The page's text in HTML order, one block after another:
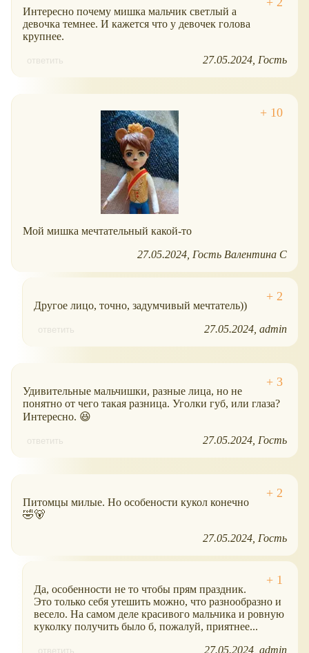
Интересно почему мишка мальчик светлый а
девочка темнее. И кажется что у девочек голова
крупнее.
ответить 27.05.2024 Гость
Мой мишка мечтательный какой-то
27.05.2024 Гость Валентина С
Другое лицо, точно, задумчивый мечтатель))
ответить 27.05.2024 admin
Удивительные мальчишки, разные лица, но не
понятно от чего такая разница. Уголки губ, или глаза?
Интересно. 😆
ответить 27.05.2024 Гость
Питомцы милые. Но особености кукол конечно
🤣🐻
27.05.2024 Гость
Да, особенности не то чтобы прям праздник.
Это только себя утешить можно, что разнообразно и
весело. На самом деле красивого мальчика и ровную
куколку получить было б, пожалуй, приятнее...
ответить 27.05.2024 admin